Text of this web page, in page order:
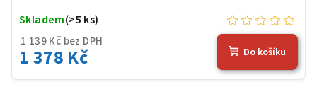
1 139 Kč bez DPH
1 378 Kč
Skladem(>5 ks)
Do košíku